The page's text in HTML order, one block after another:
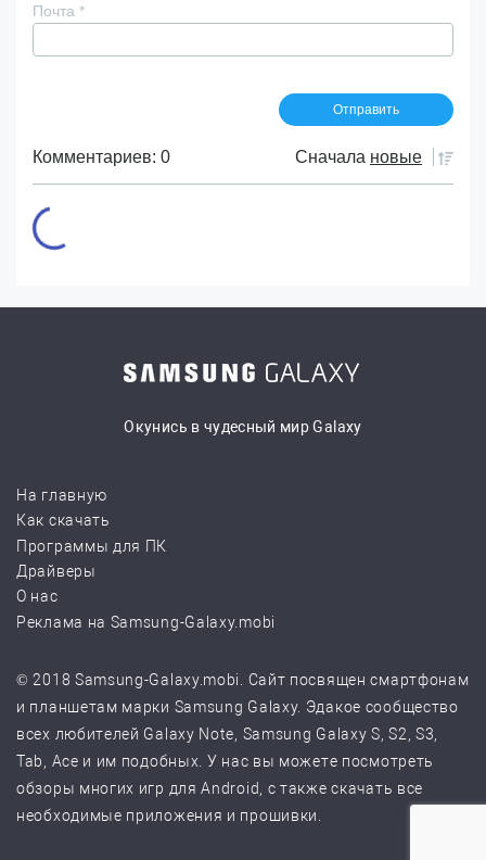
Почта *
Комментариев: 0 Сначала новые
Окунись в чудесный мир Galaxy
На главную
Как скачать
Программы для ПК
Драйверы
О нас
Реклама на Samsung-Galaxy.mobi
© 2018 Samsung-Galaxy.mobi. Сайт посвящен смартфонам
и планшетам марки Samsung Galaxy. Эдакое сообщество
всех любителей Galaxy Note, Samsung Galaxy S, S2, S3,
Tab, Ace и им подобных. У нас вы можете посмотреть
обзоры многих игр для Android, с также скачать все
необходимые приложения и прошивки.